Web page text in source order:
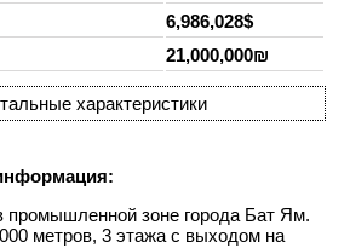
6,986,028$
21,000,000₪
характеристики
промышленной зоне города Бат Ям.
метров, 3 этажа с выходом на